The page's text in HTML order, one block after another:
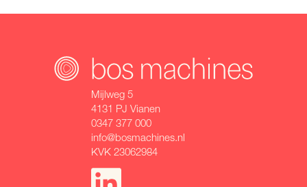
Mijlweg 5
4131 PJ Vianen
0347 377 000
info@bosmachines.nl
KVK 23062984